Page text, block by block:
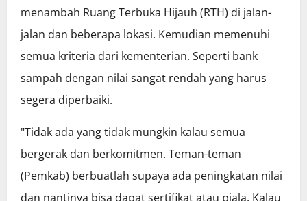
menambah Ruang Terbuka Hijauh (RTH) di jalan-
jalan dan beberapa lokasi. Kemudian memenuhi
semua kriteria dari kementerian. Seperti bank
sampah dengan nilai sangat rendah yang harus
segera diperbaiki.
"Tidak ada yang tidak mungkin kalau semua
bergerak dan berkomitmen. Teman-teman
(Pemkab) berbuatlah supaya ada peningkatan nilai
dan nantinya bisa dapat sertifikat atau piala. Kalau